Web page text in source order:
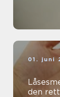
01. juni
Låsesmed
den